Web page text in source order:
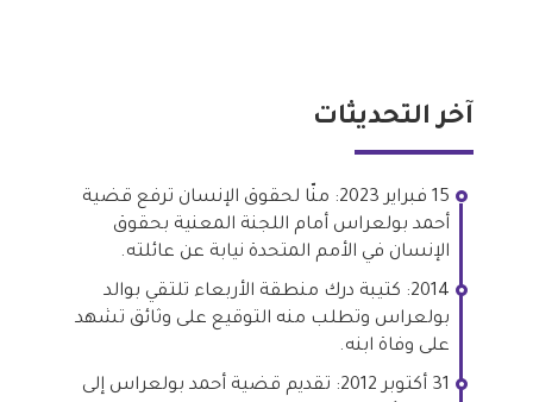
آخر التحديثات
15 فبراير 2023: منّا لحقوق الإنسان ترفع قضية
أحمد بولعراس أمام اللجنة المعنية بحقوق
الإنسان في الأمم المتحدة نيابة عن عائلته.
2014: كتيبة درك منطقة الأربعاء تلتقي بوالد
بولعراس وتطلب منه التوقيع على وثائق تشهد
على وفاة ابنه.
31 أكتوبر 2012: تقديم قضية أحمد بولعراس إلى